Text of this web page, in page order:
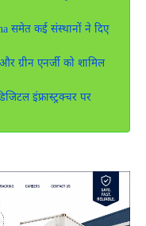
समेत कई संस्थानों ने दिए
ग्रीन एनर्जी को शामिल
इंफ्रास्ट्रक्चर पर